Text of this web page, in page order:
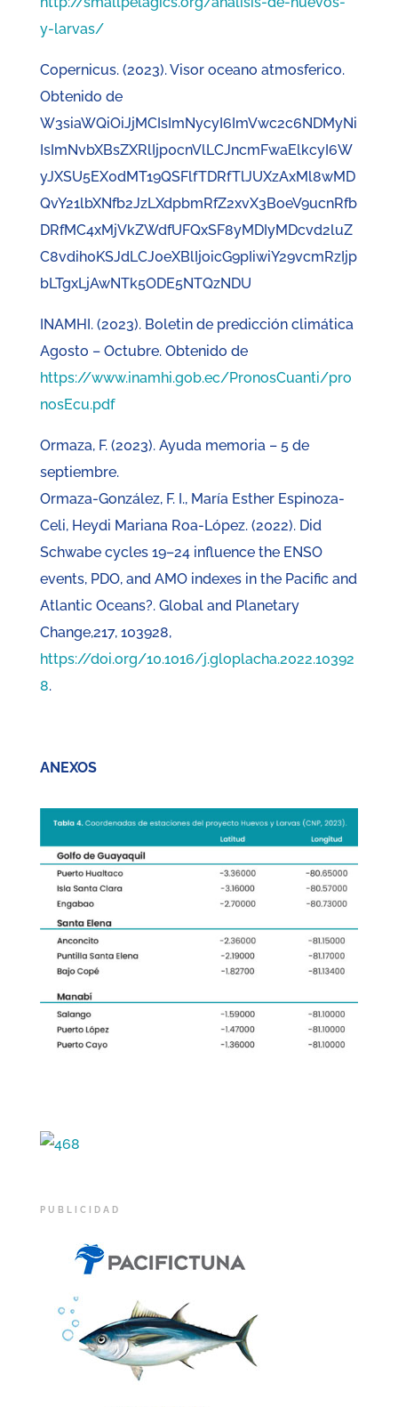
y-larvas/
Copernicus. (2023). Visor oceano atmosferico.
Obtenido de
W3siaWQiOiJjMCIsImNycyI6ImVwc2c6NDMyNi
IsImNvbXBsZXRlIjp0cnVlLCJncmFwaElkcyI6W
yJXSU5EX0dMT19QSFlfTDRfTlJUXzAxMl8wMD
QvY21lbXNfb2JzLXdpbmRfZ2xvX3BoeV9ucnRfb
DRfMC4xMjVkZWdfUFQxSF8yMDIyMDcvd2luZ
C8vdih0KSJdLCJ0eXBlIjoicG9pIiwiY29vcmRzIjp
bLTgxLjAwNTk5ODE5NTQzNDU
INAMHI. (2023). Boletin de predicción climática
Agosto – Octubre. Obtenido de
https://www.inamhi.gob.ec/PronosCuanti/pro
nosEcu.pdf
Ormaza, F. (2023). Ayuda memoria – 5 de
septiembre.
Ormaza-González, F. I., María Esther Espinoza-
Celi, Heydi Mariana Roa-López. (2022). Did
Schwabe cycles 19–24 influence the ENSO
events, PDO, and AMO indexes in the Pacific and
Atlantic Oceans?. Global and Planetary
Change,217, 103928,
https://doi.org/10.1016/j.gloplacha.2022.10392
8.
ANEXOS